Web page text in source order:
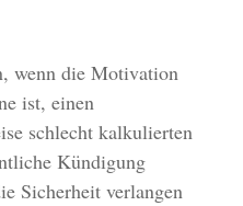
wenn die Motivation
ist, einen
schlecht kalkulierten
Kündigung
Sicherheit verlangen